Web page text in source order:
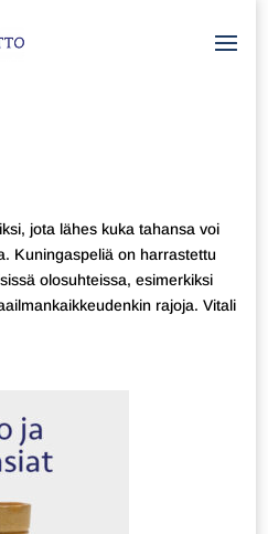
jota lähes kuka tahansa voi
Kuningaspeliä on harrastettu
olosuhteissa, esimerkiksi
rajoja. Vitali